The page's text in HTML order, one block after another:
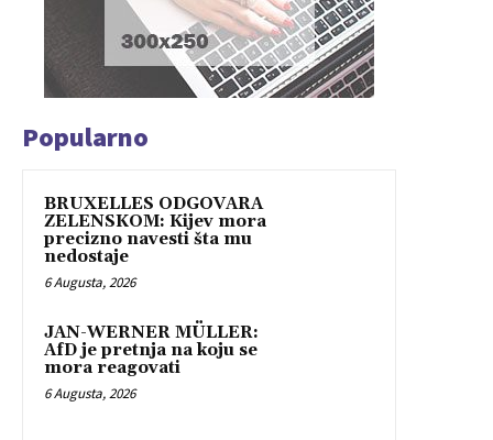
Popularno
BRUXELLES ODGOVARA
ZELENSKOM: Kijev mora
precizno navesti šta mu
nedostaje
6 Augusta, 2026
JAN-WERNER MÜLLER:
AfD je pretnja na koju se
mora reagovati
6 Augusta, 2026